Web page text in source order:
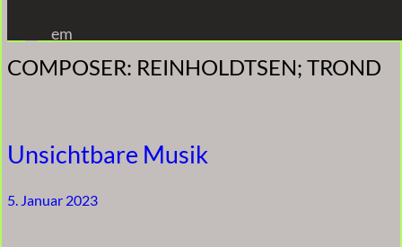
Inhalt
springen
em
COMPOSER: REINHOLDTSEN; TROND
Unsichtbare Musik
5. Januar 2023